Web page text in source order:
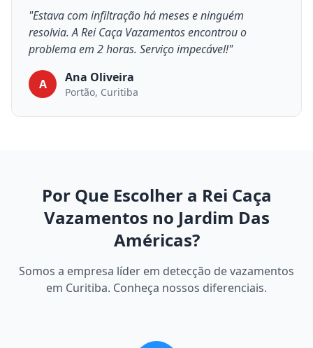
"Estava com infiltração há meses e ninguém
resolvia. A Rei Caça Vazamentos encontrou o
problema em 2 horas. Serviço impecável!"
A Ana Oliveira
Portão, Curitiba
Por Que Escolher a Rei Caça
Vazamentos no Jardim Das
Américas?
Somos a empresa líder em detecção de vazamentos
em Curitiba. Conheça nossos diferenciais.